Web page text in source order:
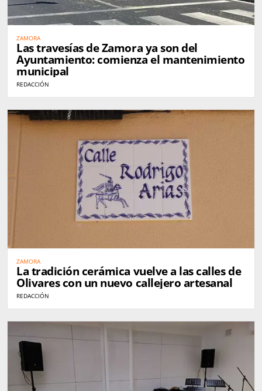
ZAMORA
Las travesías de Zamora ya son del
Ayuntamiento: comienza el mantenimiento
municipal
REDACCIÓN
ZAMORA
La tradición cerámica vuelve a las calles de
Olivares con un nuevo callejero artesanal
REDACCIÓN